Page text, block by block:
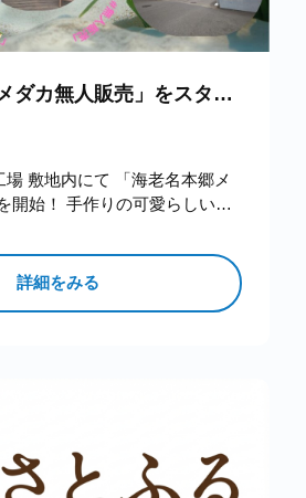
海老名工場「メダカ無人販売」をスタートしました！
場 敷地内にて 「海老名本郷メ
開始！ 手作りの可愛らしい木
詳細をみる